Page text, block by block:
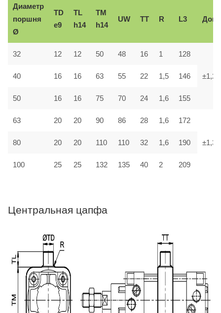
Диаметр
поршня
Ø
TD
e9
TL
h14
TM
h14
UW TT R L3 Доп.
32 12 12 50 48 16 1 128
±1,2
40 16 16 63 55 22 1,5 146
50 16 16 75 70 24 1,6 155
63 20 20 90 86 28 1,6 172
±1,3
80 20 20 110 110 32 1,6 190
100 25 25 132 135 40 2 209
Центральная цапфа